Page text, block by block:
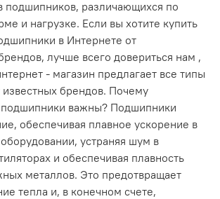
подшипников, различающихся по
и нагрузке. Если вы хотите купить
в Интернете от
лучше всего довериться нам ,
- магазин предлагает все типы
брендов. Почему
важны? Подшипники
обеспечивая плавное ускорение в
устраняя шум в
и обеспечивая плавность
металлов. Это предотвращает
тепла и, в конечном счете,